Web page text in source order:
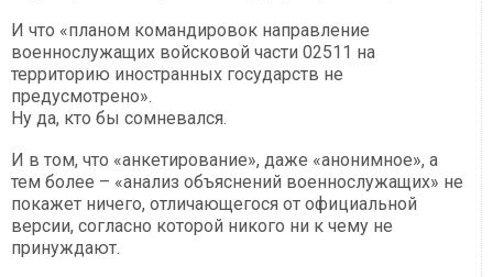
И что «планом командировок направление
военнослужащих войсковой части 02511 на
территорию иностранных государств не
предусмотрено».
Ну да, кто бы сомневался.
И в том, что «анкетирование», даже «анонимное», а
тем более – «анализ объяснений военнослужащих» не
покажет ничего, отличающегося от официальной
версии, согласно которой никого ни к чему не
принуждают.